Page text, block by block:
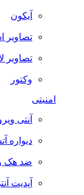
آیکون
تصاویر
تصاویر
وکتور
امنیتی
آنتی
دیواره
ضد هک
آپدیت